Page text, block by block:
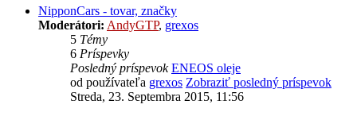
NipponCars - tovar, značky
Moderátori: AndyGTP, grexos
5 Témy
6 Príspevky
Posledný príspevok ENEOS oleje
od používateľa grexos Zobraziť posledný príspevok
Streda, 23. Septembra 2015, 11:56